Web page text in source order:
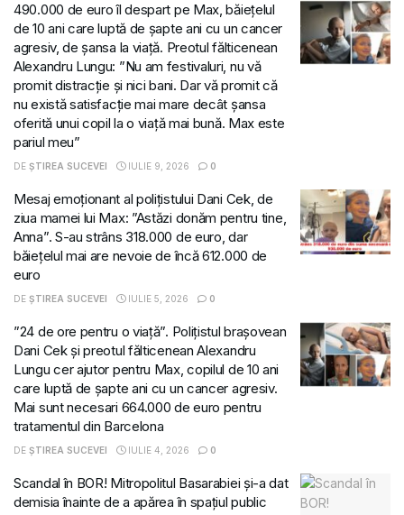
490.000 de euro îl despart pe Max, băiețelul
de 10 ani care luptă de șapte ani cu un cancer
agresiv, de șansa la viață. Preotul fălticenean
Alexandru Lungu: ”Nu am festivaluri, nu vă
promit distracție și nici bani. Dar vă promit că
nu există satisfacție mai mare decât șansa
oferită unui copil la o viață mai bună. Max este
pariul meu”
DE ȘTIREA SUCEVEI IULIE 9, 2026 0
Mesaj emoționant al polițistului Dani Cek, de
ziua mamei lui Max: ”Astăzi donăm pentru tine,
Anna”. S-au strâns 318.000 de euro, dar
băiețelul mai are nevoie de încă 612.000 de
euro
DE ȘTIREA SUCEVEI IULIE 5, 2026 0
”24 de ore pentru o viață”. Polițistul brașovean
Dani Cek și preotul fălticenean Alexandru
Lungu cer ajutor pentru Max, copilul de 10 ani
care luptă de șapte ani cu un cancer agresiv.
Mai sunt necesari 664.000 de euro pentru
tratamentul din Barcelona
DE ȘTIREA SUCEVEI IULIE 4, 2026 0
Scandal în BOR! Mitropolitul Basarabiei și-a dat
demisia înainte de a apărea în spațiul public